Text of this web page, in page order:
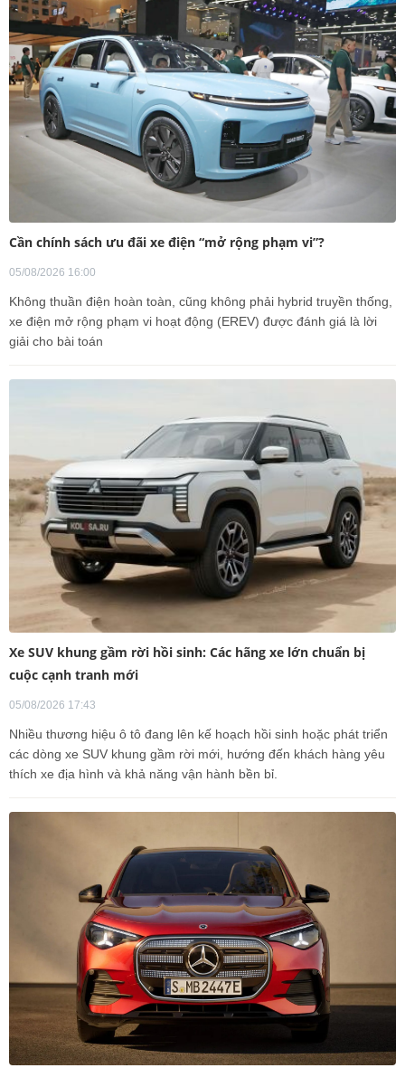
Cần chính sách ưu đãi xe điện “mở rộng phạm vi”?
05/08/2026 16:00
Không thuần điện hoàn toàn, cũng không phải hybrid truyền thống,
xe điện mở rộng phạm vi hoạt động (EREV) được đánh giá là lời
giải cho bài toán
Xe SUV khung gầm rời hồi sinh: Các hãng xe lớn chuẩn bị
cuộc cạnh tranh mới
05/08/2026 17:43
Nhiều thương hiệu ô tô đang lên kế hoạch hồi sinh hoặc phát triển
các dòng xe SUV khung gầm rời mới, hướng đến khách hàng yêu
thích xe địa hình và khả năng vận hành bền bỉ.